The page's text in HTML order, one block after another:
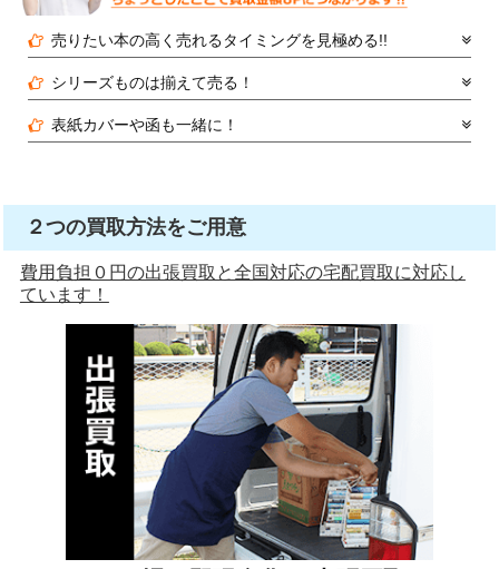
売りたい本の高く売れるタイミングを見極める!!
シリーズものは揃えて売る！
表紙カバーや函も一緒に！
２つの買取方法をご用意
費用負担０円の出張買取と全国対応の宅配買取に対応し
ています！